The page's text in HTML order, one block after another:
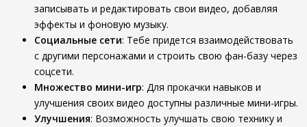
записывать и редактировать свои видео, добавляя
эффекты и фоновую музыку.
Социальные сети: Тебе придется взаимодействовать
с другими персонажами и строить свою фан-базу через
соцсети.
Множество мини-игр: Для прокачки навыков и
улучшения своих видео доступны различные мини-игры.
Улучшения: Возможность улучшать свою технику и